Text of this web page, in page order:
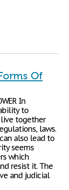
Of
In
to
live together
laws.
also lead to
seems
which
resist it. The
and judicial